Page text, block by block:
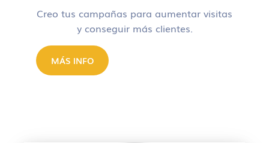
Creo tus campañas para aumentar visitas
y conseguir más clientes.
MÁS INFO